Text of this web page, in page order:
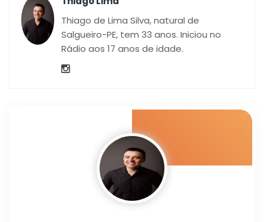
Thiago de Lima Silva, natural de
Salgueiro-PE, tem 33 anos. Iniciou no
Rádio aos 17 anos de idade.